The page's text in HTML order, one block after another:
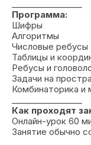
Программа:
Шифры
Алгоритмы
Числовые ребусы
Таблицы и
Ребусы и
Задачи на
Комбинаторика и
Как проходят
Онлайн-урок 60
Занятие обычно